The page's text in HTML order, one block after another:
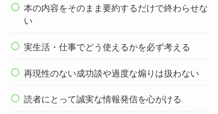
本の内容をそのまま要約するだけで終わらせな
い
実生活・仕事でどう使えるかを必ず考える
再現性のない成功談や過度な煽りは扱わない
読者にとって誠実な情報発信を心がける